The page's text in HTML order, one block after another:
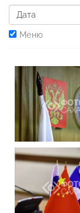
Меню